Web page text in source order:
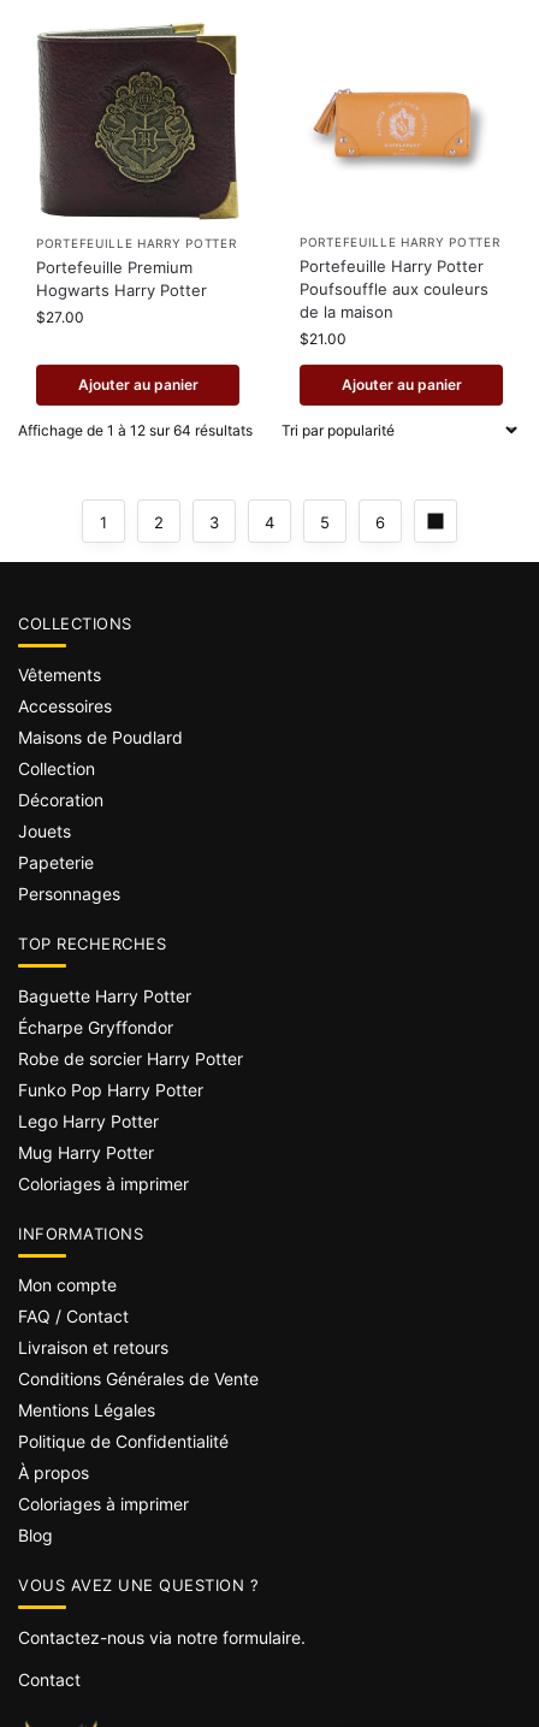
PORTEFEUILLE HARRY POTTER
Portefeuille Premium
Hogwarts Harry Potter
$27.00
Ajouter au panier
PORTEFEUILLE HARRY POTTER
Portefeuille Harry Potter
Poufsouffle aux couleurs
de la maison
$21.00
Ajouter au panier
Affichage de 1 à 12 sur 64 résultats
1 2 3 4 5 6
COLLECTIONS
Vêtements
Accessoires
Maisons de Poudlard
Collection
Décoration
Jouets
Papeterie
Personnages
TOP RECHERCHES
Baguette Harry Potter
Écharpe Gryffondor
Robe de sorcier Harry Potter
Funko Pop Harry Potter
Lego Harry Potter
Mug Harry Potter
Coloriages à imprimer
INFORMATIONS
Mon compte
FAQ / Contact
Livraison et retours
Conditions Générales de Vente
Mentions Légales
Politique de Confidentialité
À propos
Coloriages à imprimer
Blog
VOUS AVEZ UNE QUESTION ?
Contactez-nous via notre formulaire.
Contact